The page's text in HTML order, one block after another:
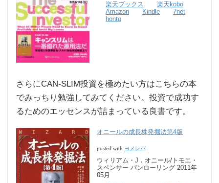
楽天ブックス
楽天kobo
Amazon
Kindle
7net
honto
さらにCAN-SLIM投資を極めたい方はこちらの本
でみっちり勉強してみてください。投資で成功す
るためのエッセンスが詰まっている良書です。
オニールの成長株発掘法第4版
posted with ヨメレバ
ウィリアム・J．オニール/トモエ・
スペンサー パンローリング 2011年
05月